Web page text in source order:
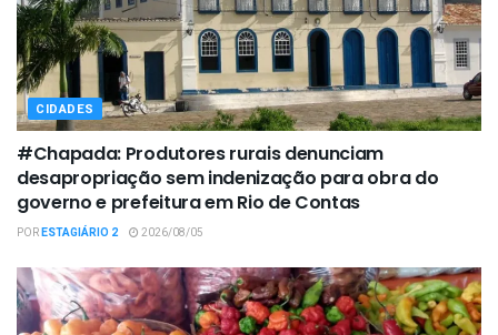
CIDADES
#Chapada: Produtores rurais denunciam
desapropriação sem indenização para obra do
governo e prefeitura em Rio de Contas
PORESTAGIÁRIO 2 2026/08/05